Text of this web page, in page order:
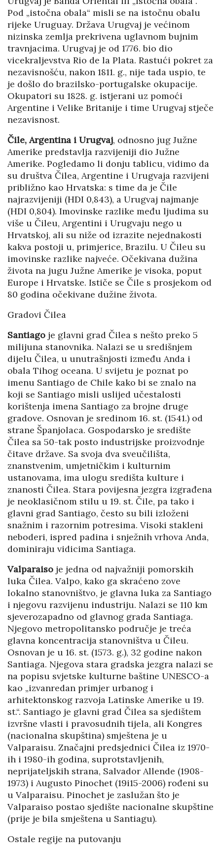
Pod „istočna obala“ misli se na istočnu obalu
rijeke Uruguay. Država Urugvaj je većinom
nizinska zemlja prekrivena uglavnom bujnim
travnjacima. Urugvaj je od 1776. bio dio
vicekraljevstva Rio de la Plata. Rastući pokret za
nezavisnošću, nakon 1811. g., nije tada uspio, te
je došlo do brazilsko-portugalske okupacije.
Okupatori su 1828. g. istjerani uz pomoći
Argentine i Velike Britanije i time Urugvaj stječe
nezavisnost.
Čile, Argentina i Urugvaj, odnosno jug Južne
Amerike predstavlja razvijeniji dio Južne
Amerike. Pogledamo li donju tablicu, vidimo da
su društva Čilea, Argentine i Urugvaja razvijeni
približno kao Hrvatska: s time da je Čile
najrazvijeniji (HDI 0,843), a Urugvaj najmanje
(HDI 0,804). Imovinske razlike među ljudima su
više u Čileu, Argentini i Urugvaju nego u
Hrvatskoj, ali su niže od izrazite nejednakosti
kakva postoji u, primjerice, Brazilu. U Čileu su
imovinske razlike najveće. Očekivana dužina
života na jugu Južne Amerike je visoka, poput
Europe i Hrvatske. Ističe se Čile s prosjekom od
80 godina očekivane dužine života.
Gradovi Čilea
Santiago je glavni grad Čilea s nešto preko 5
milijuna stanovnika. Nalazi se u središnjem
dijelu Čilea, u unutrašnjosti između Anda i
obala Tihog oceana. U svijetu je poznat po
imenu Santiago de Chile kako bi se znalo na
koji se Santiago misli uslijed učestalosti
korištenja imena Santiago za brojne druge
gradove. Osnovan je sredinom 16. st. (1541.) od
strane Španjolaca. Gospodarsko je središte
Čilea sa 50-tak posto industrijske proizvodnje
čitave države. Sa svoja dva sveučilišta,
znanstvenim, umjetničkim i kulturnim
ustanovama, ima ulogu središta kulture i
znanosti Čilea. Stara povijesna jezgra izgrađena
je neoklasičnom stilu u 19. st. Čile, pa tako i
glavni grad Santiago, često su bili izloženi
snažnim i razornim potresima. Visoki stakleni
neboderi, ispred padina i snježnih vrhova Anda,
dominiraju vidicima Santiaga.
Valparaiso je jedna od najvažniji pomorskih
luka Čilea. Valpo, kako ga skraćeno zove
lokalno stanovništvo, je glavna luka za Santiago
i njegovu razvijenu industriju. Nalazi se 110 km
sjeverozapadno od glavnog grada Santiaga.
Njegovo metropolitansko područje je treća
glavna koncentracija stanovništva u Čileu.
Osnovan je u 16. st. (1573. g.), 32 godine nakon
Santiaga. Njegova stara gradska jezgra nalazi se
na popisu svjetske kulturne baštine UNESCO-a
kao „izvanredan primjer urbanog i
arhitektonskog razvoja Latinske Amerike u 19.
st.“. Santiago je glavni grad Čilea sa sjedištem
izvršne vlasti i pravosudnih tijela, ali Kongres
(nacionalna skupština) smještena je u
Valparaisu. Značajni predsjednici Čilea iz 1970-
ih i 1980-ih godina, suprotstavljenih,
neprijateljskih strana, Salvador Allende (1908-
1973) i Augusto Pinochet (19i15-2006) rođeni su
u Valparaisu. Pinochet je zaslužan što je
Valparaiso postao sjedište nacionalne skupštine
(prije je bila smještena u Santiagu).
Ostale regije na putovanju